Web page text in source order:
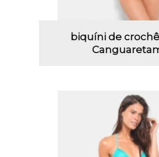
biquíni de